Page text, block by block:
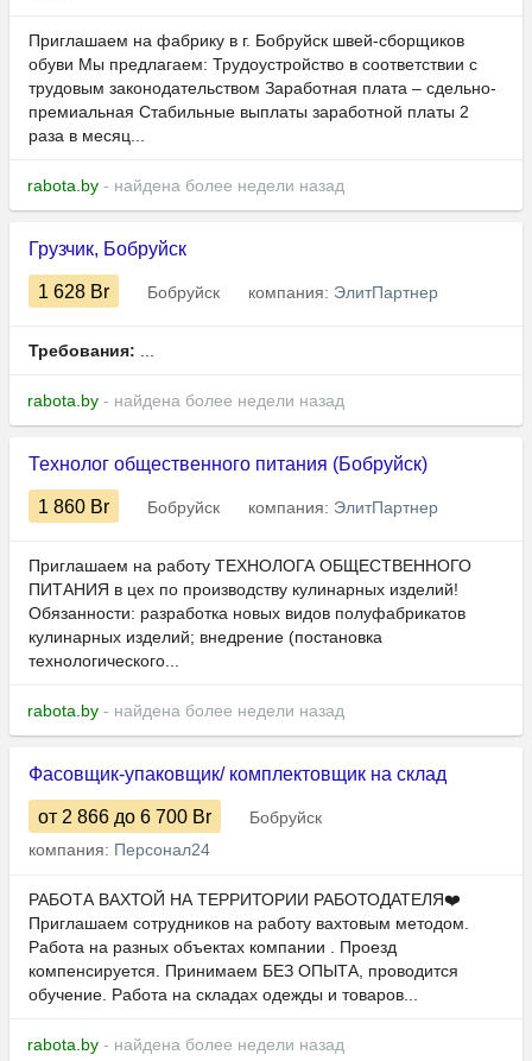
Приглашаем на фабрику в г. Бобруйск швей-сборщиков
обуви Мы предлагаем: Трудоустройство в соответствии с
трудовым законодательством Заработная плата – сдельно-
премиальная Стабильные выплаты заработной платы 2
раза в месяц...
rabota.by - найдена более недели назад
Грузчик, Бобруйск
1 628 Br Бобруйск компания: ЭлитПартнер
Требования: ...
rabota.by - найдена более недели назад
Технолог общественного питания (Бобруйск)
1 860 Br Бобруйск компания: ЭлитПартнер
Приглашаем на работу ТЕХНОЛОГА ОБЩЕСТВЕННОГО
ПИТАНИЯ в цех по производству кулинарных изделий!
Обязанности: разработка новых видов полуфабрикатов
кулинарных изделий; внедрение (постановка
технологического...
rabota.by - найдена более недели назад
Фасовщик-упаковщик/ комплектовщик на склад
от 2 866 до 6 700 Br
Бобруйск
компания: Персонал24
РАБОТА ВАХТОЙ НА ТЕРРИТОРИИ РАБОТОДАТЕЛЯ❤️
Приглашаем сотрудников на работу вахтовым методом.
Работа на разных объектах компании . Проезд
компенсируется. Принимаем БЕЗ ОПЫТА, проводится
обучение. Работа на складах одежды и товаров...
rabota.by - найдена более недели назад